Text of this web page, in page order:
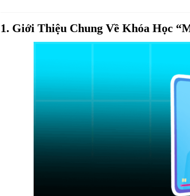
1. Giới Thiệu Chung Về Khóa Học